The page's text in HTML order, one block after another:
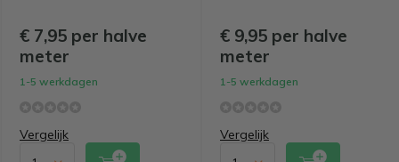
€ 7,95 per halve
meter
1-5 werkdagen
Vergelijk
€ 9,95 per halve
meter
1-5 werkdagen
Vergelijk